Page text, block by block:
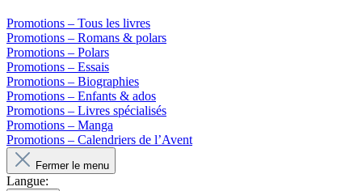
Promotions – Tous les livres
Promotions – Romans & polars
Promotions – Polars
Promotions – Essais
Promotions – Biographies
Promotions – Enfants & ados
Promotions – Livres spécialisés
Promotions – Manga
Promotions – Calendriers de l’Avent
Fermer le menu
Langue: